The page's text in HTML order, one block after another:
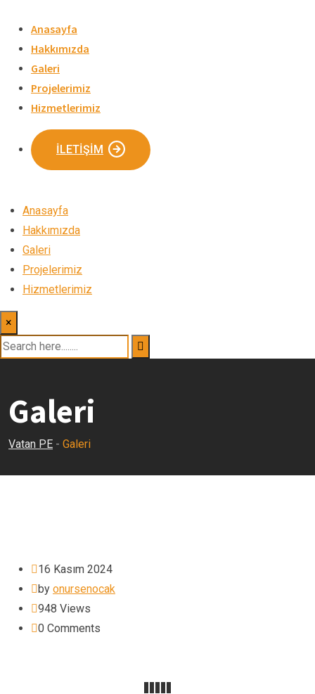
content
Anasayfa
Hakkımızda
Galeri
Projelerimiz
Hizmetlerimiz
İLETIŞIM
Anasayfa
Hakkımızda
Galeri
Projelerimiz
Hizmetlerimiz
×
Galeri
Vatan PE - Galeri
16 Kasım 2024
by onursenocak
948 Views
0 Comments